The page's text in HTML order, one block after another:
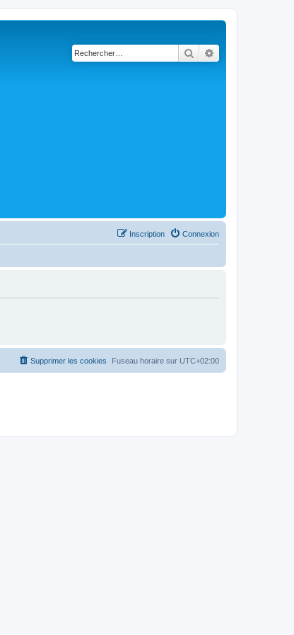
Rechercher
Connexion
Inscription
Fuseau horaire sur UTC+02:00
Supprimer les cookies